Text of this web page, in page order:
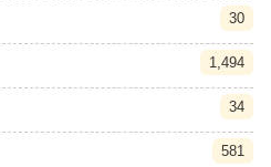
30
1,494
34
581